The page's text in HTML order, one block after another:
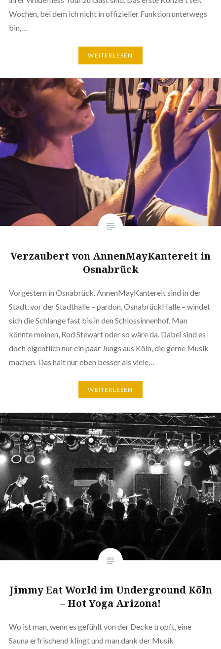
Wochen, bei dem ich nicht in offizieller Funktion unterwegs
bin,…
WEITERLESEN
Verzaubert von AnnenMayKantereit in
Osnabrück
Vorgestern in Osnabrück. AnnenMayKantereit sind in der
Stadt, vor der Stadthalle – pardon, OsnabrückHalle – windet
sich die Schlange fast bis in den Schlossinnenhof. Man
könnte meinen, Rod Stewart oder so wäre da. Dabei sind es
doch eigentlich nur ein paar Jungs aus Köln, die gerne Musik
machen. Das halt nur eben besser als viele…
WEITERLESEN
Jimmy Eat World im Underground Köln
– Hot Yoga Arizona!
Wo ist man, wenn es gefühlt von der Decke tropft, eine
Sauna erfrischend klingt und man dank der Musik